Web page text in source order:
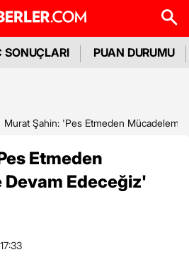
SONUÇLARI PUAN DURUMU
Murat Şahin: 'Pes Etmeden
Etmeden
Edeceğiz'